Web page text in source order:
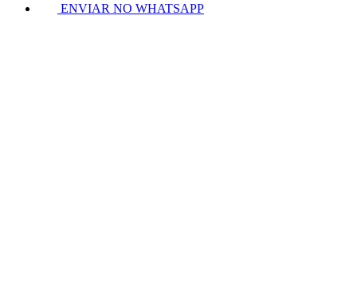
ENVIAR NO WHATSAPP